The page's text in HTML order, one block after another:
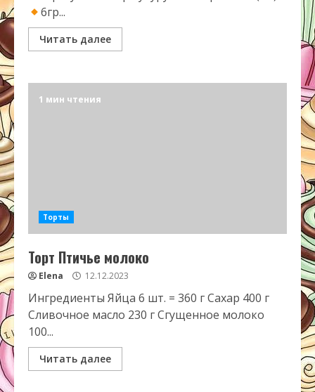
6гр...
Читать далее
1 мин чтения
Торты
Торт Птичье молоко
Elena 12.12.2023
Ингредиенты Яйца 6 шт. = 360 г Сахар 400 г
Сливочное масло 230 г Сгущенное молоко
100...
Читать далее